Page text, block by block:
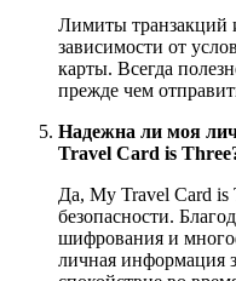
Лимиты транзакций
зависимости от
карты. Всегда
прежде чем
Надежна ли моя
Travel Card is
Да, My Travel Card is
безопасности.
шифрования и
личная информация